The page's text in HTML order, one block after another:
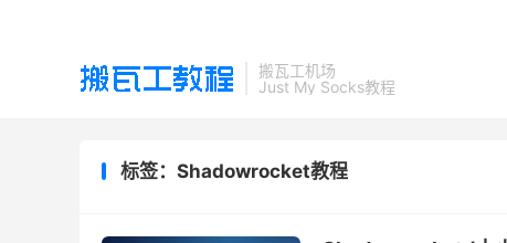
搬瓦工机场
Just My Socks教程
标签：Shadowrocket教程